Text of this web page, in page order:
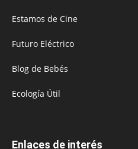
Estamos de Cine
Futuro Eléctrico
Blog de Bebés
Ecología Útil
Enlaces de interés